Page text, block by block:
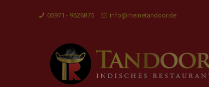
05971 - 9626875 info@rheinetandoor.de